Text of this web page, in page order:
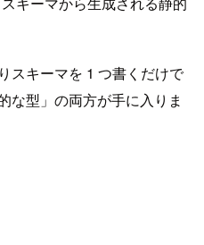
スキーマを 1 つ書くだけで
な型」の両方が手に入りま